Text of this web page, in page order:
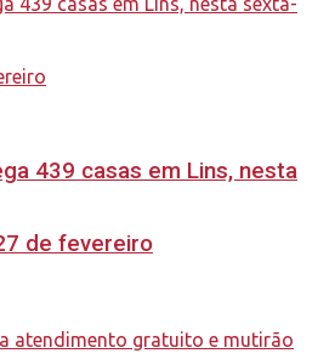
439 casas em Lins, nesta
de fevereiro